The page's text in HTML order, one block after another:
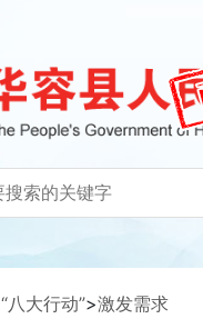
“八大行动”>激发需求